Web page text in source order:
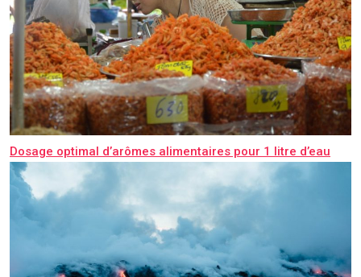
Dosage optimal d’arômes alimentaires pour 1 litre d’eau